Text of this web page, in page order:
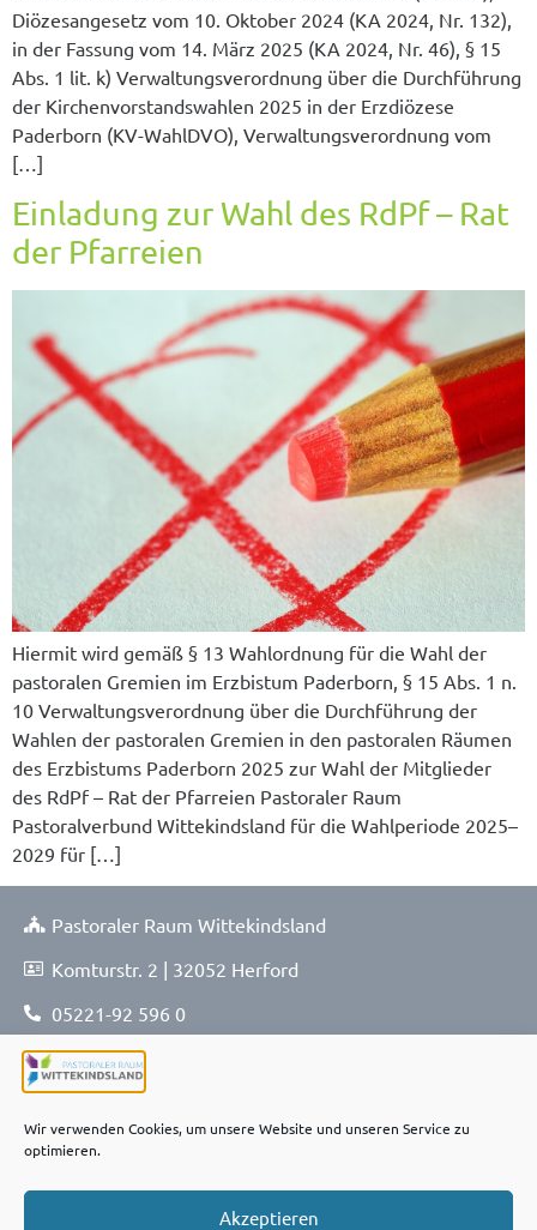
Wir verwenden Cookies, um unsere Website und unseren Service zu
optimieren.
Akzeptieren
Diözesangesetz vom 10. Oktober 2024 (KA 2024, Nr. 132),
in der Fassung vom 14. März 2025 (KA 2024, Nr. 46), § 15
Abs. 1 lit. k) Verwaltungsverordnung über die Durchführung
der Kirchenvorstandswahlen 2025 in der Erzdiözese
Paderborn (KV-WahlDVO), Verwaltungsverordnung vom
[…]
Einladung zur Wahl des RdPf – Rat
der Pfarreien
Hiermit wird gemäß § 13 Wahlordnung für die Wahl der
pastoralen Gremien im Erzbistum Paderborn, § 15 Abs. 1 n.
10 Verwaltungsverordnung über die Durchführung der
Wahlen der pastoralen Gremien in den pastoralen Räumen
des Erzbistums Paderborn 2025 zur Wahl der Mitglieder
des RdPf – Rat der Pfarreien Pastoraler Raum
Pastoralverbund Wittekindsland für die Wahlperiode 2025–
2029 für […]
Pastoraler Raum Wittekindsland
Komturstr. 2 | 32052 Herford
05221-92 596 0
05221-92 596 114
pfarrbuero@prwi.nrw